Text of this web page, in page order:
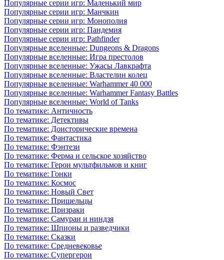
Популярные серии игр: Маленький мир
Популярные серии игр: Манчкин
Популярные серии игр: Монополия
Популярные серии игр: Пандемия
Популярные серии игр: Pathfinder
Популярные вселенные: Dungeons & Dragons
Популярные вселенные: Игра престолов
Популярные вселенные: Ужасы Лавкрафта
Популярные вселенные: Властелин колец
Популярные вселенные: Warhammer 40 000
Популярные вселенные: Warhammer Fantasy Battles
Популярные вселенные: World of Tanks
По тематике: Античность
По тематике: Детективы
По тематике: Доисторические времена
По тематике: Фантастика
По тематике: Фэнтези
По тематике: Ферма и сельское хозяйство
По тематике: Герои мультфильмов и книг
По тематике: Гонки
По тематике: Космос
По тематике: Новый Свет
По тематике: Пришельцы
По тематике: Призраки
По тематике: Самураи и ниндзя
По тематике: Шпионы и разведчики
По тематике: Сказки
По тематике: Средневековье
По тематике: Супергерои